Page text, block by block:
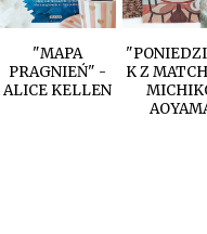
"MAPA
PRAGNIEŃ" -
ALICE KELLEN
K Z